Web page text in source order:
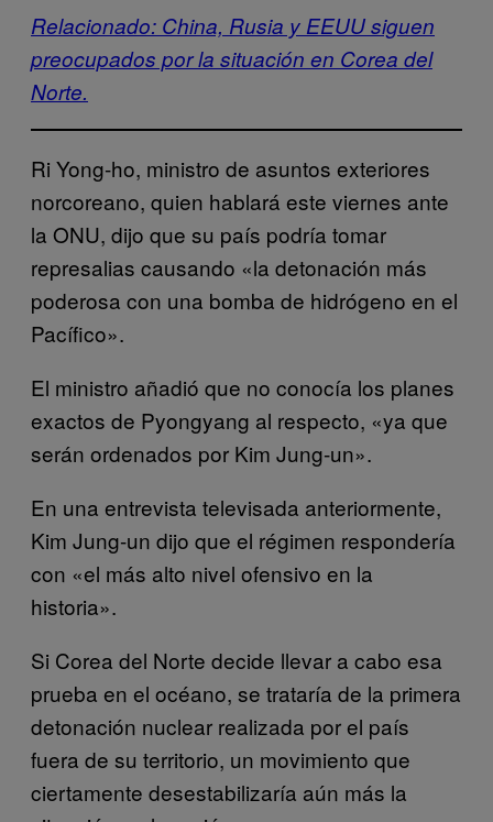
Relacionado: China, Rusia y EEUU siguen
preocupados por la situación en Corea del
Norte.
Ri Yong-ho, ministro de asuntos exteriores
norcoreano, quien hablará este viernes ante
la ONU, dijo que su país podría tomar
represalias causando «la detonación más
poderosa con una bomba de hidrógeno en el
Pacífico».
El ministro añadió que no conocía los planes
exactos de Pyongyang al respecto, «ya que
serán ordenados por Kim Jung-un».
En una entrevista televisada anteriormente,
Kim Jung-un dijo que el régimen respondería
con «el más alto nivel ofensivo en la
historia».
Si Corea del Norte decide llevar a cabo esa
prueba en el océano, se trataría de la primera
detonación nuclear realizada por el país
fuera de su territorio, un movimiento que
ciertamente desestabilizaría aún más la